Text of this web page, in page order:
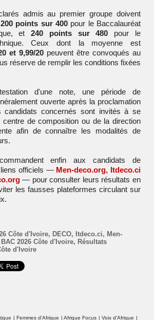
admis au premier groupe doivent
200 points sur 400 pour le Baccalauréat
et240 points sur 480 pour le
Ceux dont la moyenne est
et 9,99/20 peuvent être convoqués au
réserve de remplir les conditions fixées
d'une note, une période de
ouverte après la proclamation
candidats concernés sont invités à se
centre de composition ou de la direction
afin de connaître les modalités de
enfin aux candidats de
liens officiels — Men-deco.org, Itdeco.ci
— pour consulter leurs résultats en
les fausses plateformes circulant sur
Côte d'Ivoire, DECO, Itdeco.ci, Men-
2026 Côte d'Ivoire, Résultats
d'Ivoire
| Femmes d'Afrique | Afrique Focus | Voix d'Afrique |